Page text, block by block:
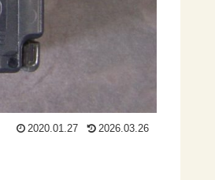
2020.01.27 2026.03.26